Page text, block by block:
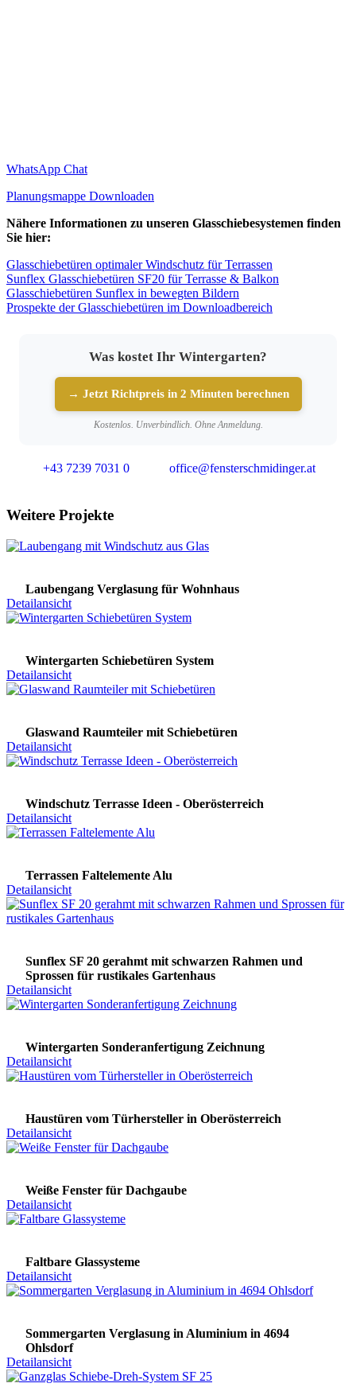
WhatsApp Chat
Planungsmappe Downloaden
Nähere Informationen zu unseren Glasschiebesystemen finden
Sie hier:
Glasschiebetüren optimaler Windschutz für Terrassen
Sunflex Glasschiebetüren SF20 für Terrasse & Balkon
Glasschiebetüren Sunflex in bewegten Bildern
Prospekte der Glasschiebetüren im Downloadbereich
Was kostet Ihr Wintergarten?
→ Jetzt Richtpreis in 2 Minuten berechnen
Kostenlos. Unverbindlich. Ohne Anmeldung.
+43 7239 7031 0 office@fensterschmidinger.at
Weitere Projekte
Laubengang Verglasung für Wohnhaus
Detailansicht
Wintergarten Schiebetüren System
Detailansicht
Glaswand Raumteiler mit Schiebetüren
Detailansicht
Windschutz Terrasse Ideen - Oberösterreich
Detailansicht
Terrassen Faltelemente Alu
Detailansicht
Sunflex SF 20 gerahmt mit schwarzen Rahmen und
Sprossen für rustikales Gartenhaus
Detailansicht
Wintergarten Sonderanfertigung Zeichnung
Detailansicht
Haustüren vom Türhersteller in Oberösterreich
Detailansicht
Weiße Fenster für Dachgaube
Detailansicht
Faltbare Glassysteme
Detailansicht
Sommergarten Verglasung in Aluminium in 4694
Ohlsdorf
Detailansicht